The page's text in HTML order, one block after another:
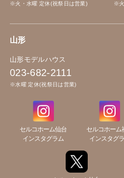
※火・水曜 定休(祝祭日は営業) ※
山形
山形モデルハウス
023-682-2111
※水曜 定休(祝祭日は営業)
セルコホーム仙台
インスタグラム
セルコホーム
インスタグ